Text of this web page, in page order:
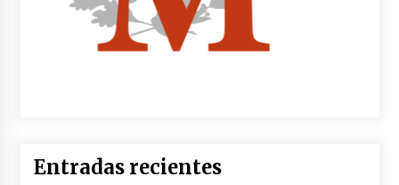
Entradas recientes